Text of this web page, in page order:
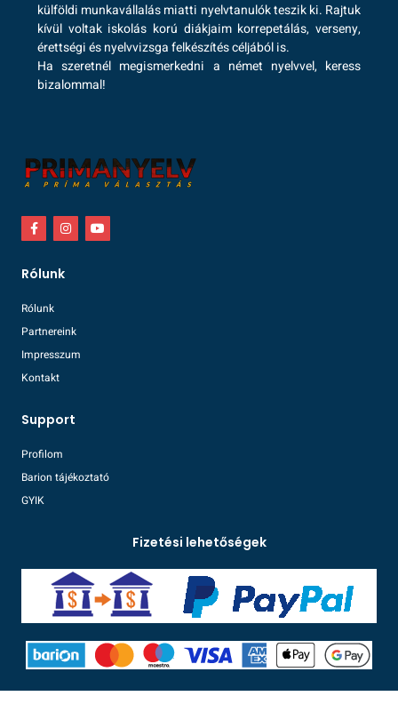
külföldi munkavállalás miatti nyelvtanulók teszik ki. Rajtuk
kívül voltak iskolás korú diákjaim korrepetálás, verseny,
érettségi és nyelvvizsga felkészítés céljából is.
Ha szeretnél megismerkedni a német nyelvvel, keress
bizalommal!
Rólunk
Rólunk
Partnereink
Impresszum
Kontakt
Support
Profilom
Barion tájékoztató
GYIK
Fizetési lehetőségek